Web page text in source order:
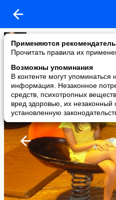
Применяются
Прочитать правила их
Возможны упоминания
В контенте могут упоминаться
информация. Незаконное
средств, психотропных
вред здоровью, их
установленную
Ульяна Крюкова
added a photo
21 Nov в 10:02